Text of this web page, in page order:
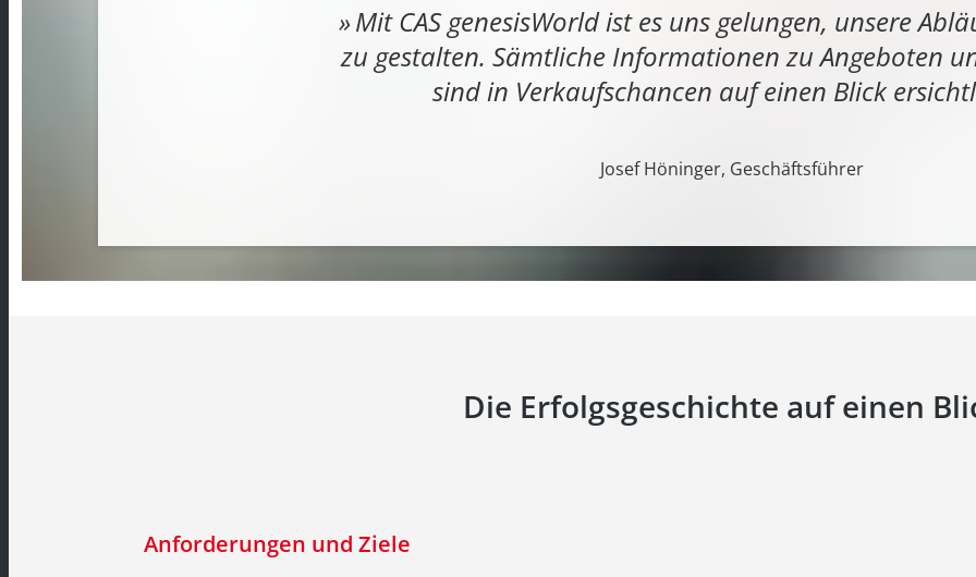
Mit CAS genesisWorld ist es uns gelungen, unsere
zu gestalten. Sämtliche Informationen zu Angeboten
sind in Verkaufschancen auf einen Blick
Josef Höninger, Geschäftsführer
Die Erfolgsgeschichte auf einen
Anforderungen und Ziele